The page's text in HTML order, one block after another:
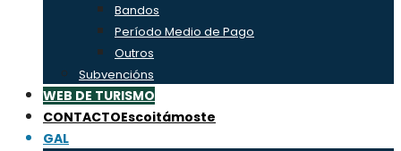
Bandos
Período Medio de Pago
Outros
Subvencións
WEB DE TURISMO
CONTACTOEscoitámoste
GAL